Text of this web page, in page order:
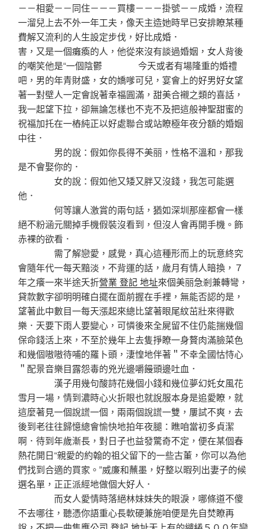
－－相愛－－同住－－－買樓－－－掛號－－成婚，流程
一溜兒上去不外一年工夫，像天主造她時早已安排瞭某種
費解又流利的人生設定步伐，好比成婚．
害，又是一個癱瘓的人，他從來沒有談過婚姻，女人背後
的嘲笑他是“一個陰鬱 今天或者有場隆重的婚禮
吧，男的年青財盛，女的嬌嗲可兒，宴會上的好男好女望
著一對壁人一定會說著幸福圓滿，甜美合襯之類的喜話，
我一起望下拉，卻無論怎樣也不克不及把這般神聖甜蜜的
祝福加托在一樁純正以好處聯合或站瞭極年夜分額的婚姻
中往．
男的說：假如你長得不美丽，性格不溫和，那我
是不會娶你的．
女的說：假如他又矮又胖又沒錢，我怎可能選
他．
何等讓人激賞的兩句話，猶如深圳那座都會一樣
絕不粉涵元關掉手機假裝沒看到，但沒人會再開手機。飾
赤裸的欲看．
需了解戀愛，感覺，真心這種形而上的玩意終究
會隨年代一每天黯淡，不背運的話，歲月有情人暗換，７
年之癢一來半途夭折營業 登記 地址來個美丽急剎兼轉彎，
貸款數字卻明明確白擺在面前握在手裡，無能否認的是，
望著此中數目一每天漲起來總比望著眼尾紋茁壯來得歡
樂．天要下雨人要變心，可憐後來全屍留不住仍能揣幾個
保命錢活上來，不至於幾年上去隻掙瞭一身贅肉滿臉菜色
和幾個嗷嗷待哺的羅卜頭，淒惶地伴著＂不幸全國怙恃心
＂配景音樂目露怨毒的兇光邊嚼饅頭邊吐血．
漢子用幾句酸詩花幾個小錢和幾位夢幻奼女風花
雪月一場，情到濃時心火折眼也就說服本身是追愛瞭，就
這麼著見一個說謊一個，兩兩個說謊一雙，屢試不爽，去
後到老往往歸憶總會愉快地拍年夜腿：瞧咱當初多貞潔
啊．待到年歲漸長，對日子也益發驚奇不定，便在某個春
熱花開日“親愛的約翰的祖父留下的一些古董，你可以為他
們找到合適的買家。”威廉和蘸墨，好整以暇列出妻子的候
選名單，正正派經地做個大好人．
而女人愛情時落絕林妹妹失的眼淚，哪條道不傻
不去哪往，聽憑你語重心長軟硬兼施咱便是先自焚瞭再